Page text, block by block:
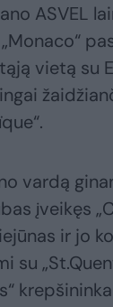
ASVEL
vietą su
vardą
įveikęs
ir jo
su